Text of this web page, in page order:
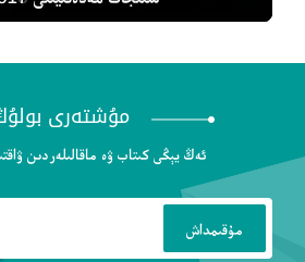
مۇشتەرى
ئەڭ يېڭى كىتاب ۋە ماقالىلەردىن